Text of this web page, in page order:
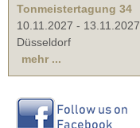
Tonmeistertagung 34
10.11.2027 - 13.11.2027
Düsseldorf
mehr ...